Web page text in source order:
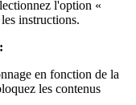
l'option «
instructions.
en fonction de la
les contenus